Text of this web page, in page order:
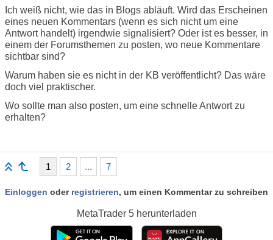
Ich weiß nicht, wie das in Blogs abläuft. Wird das Erscheinen
eines neuen Kommentars (wenn es sich nicht um eine
Antwort handelt) irgendwie signalisiert? Oder ist es besser, in
einem der Forumsthemen zu posten, wo neue Kommentare
sichtbar sind?
Warum haben sie es nicht in der KB veröffentlicht? Das wäre
doch viel praktischer.
Wo sollte man also posten, um eine schnelle Antwort zu
erhalten?
1 2 ... 7
Einloggen oder registrieren, um einen Kommentar zu schreiben
MetaTrader 5herunterladen